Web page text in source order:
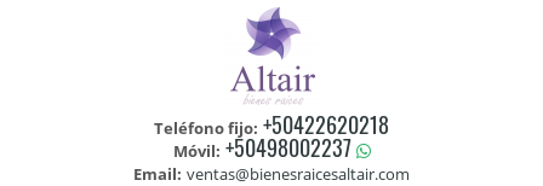
Teléfono fijo: +50422620218
Móvil: +50498002237
Email: ventas@bienesraicesaltair.com